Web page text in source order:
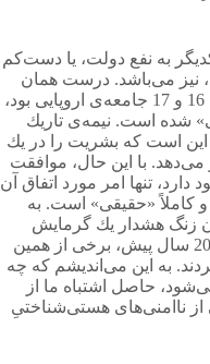
به نفع دولت، یا دست‌كم
نیز می‌باشد. درست همان
گونه كه دین یك منشأ سركشی در قرون 16 و 17 جامعه‌ی اروپایی بود،
شده است. نیمه‌ی تاریك
است كه بشریت را در یك
با این حال، موافقت
تنها امر مورد اتفاق آن
كاملاً «حقیقی» است. به
زنگ هشدار یك گرمایش
جهانی را به صدا درآورده‌اند، اما كمتر از 20 سال پیش، برخی از همین
به این می‌اندیشم كه چه
در خطر»19 نامیده می‌شود، حاصل اشتباه ما از
ناامنی‌های هستی‌شناختیِ